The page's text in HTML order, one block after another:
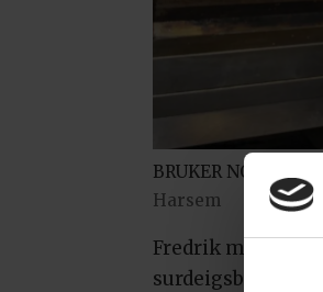
BRUKER NORSK
Harsem
Fredrik maler